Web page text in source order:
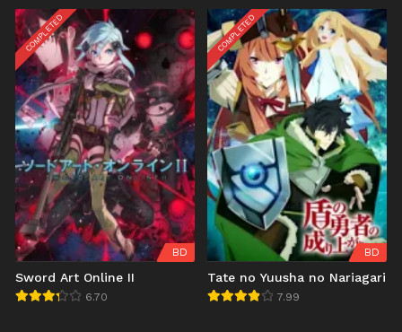
COMPLETED
BD
Sword Art Online II
6.70
COMPLETED
BD
Tate no Yuusha no Nariagari
7.99